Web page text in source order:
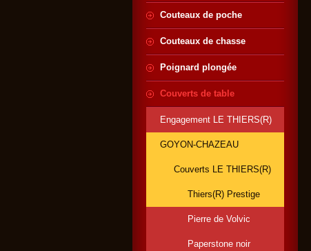
Couteaux de poche
Couteaux de chasse
Poignard plongée
Couverts de table
Engagement LE THIERS(R)
GOYON-CHAZEAU
Couverts LE THIERS(R)
Thiers(R) Prestige
Pierre de Volvic
Paperstone noir